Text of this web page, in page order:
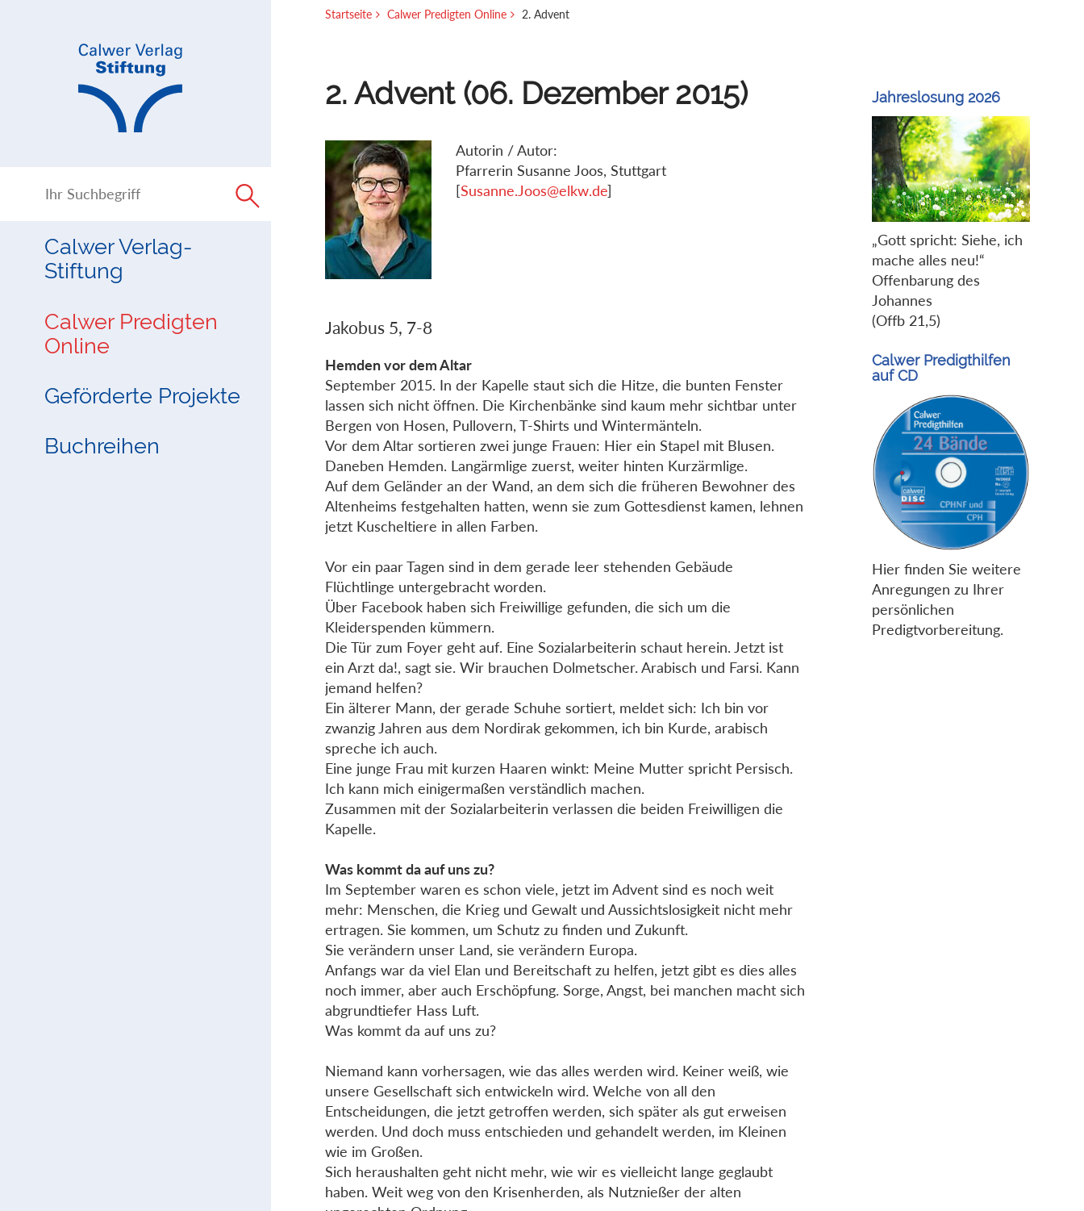
Calwer Verlag-
Stiftung
Calwer Predigten
Online
Geförderte Projekte
Buchreihen
Startseite Calwer Predigten Online 2. Advent
2. Advent (06. Dezember 2015)
Autorin / Autor:
Pfarrerin Susanne Joos, Stuttgart
[Susanne.Joos@elkw.de]
Jakobus 5, 7-8
Hemden vor dem Altar
September 2015. In der Kapelle staut sich die Hitze, die bunten Fenster
lassen sich nicht öffnen. Die Kirchenbänke sind kaum mehr sichtbar unter
Bergen von Hosen, Pullovern, T-Shirts und Wintermänteln.
Vor dem Altar sortieren zwei junge Frauen: Hier ein Stapel mit Blusen.
Daneben Hemden. Langärmlige zuerst, weiter hinten Kurzärmlige.
Auf dem Geländer an der Wand, an dem sich die früheren Bewohner des
Altenheims festgehalten hatten, wenn sie zum Gottesdienst kamen, lehnen
jetzt Kuscheltiere in allen Farben.
Vor ein paar Tagen sind in dem gerade leer stehenden Gebäude
Flüchtlinge untergebracht worden.
Über Facebook haben sich Freiwillige gefunden, die sich um die
Kleiderspenden kümmern.
Die Tür zum Foyer geht auf. Eine Sozialarbeiterin schaut herein. Jetzt ist
ein Arzt da!, sagt sie. Wir brauchen Dolmetscher. Arabisch und Farsi. Kann
jemand helfen?
Ein älterer Mann, der gerade Schuhe sortiert, meldet sich: Ich bin vor
zwanzig Jahren aus dem Nordirak gekommen, ich bin Kurde, arabisch
spreche ich auch.
Eine junge Frau mit kurzen Haaren winkt: Meine Mutter spricht Persisch.
Ich kann mich einigermaßen verständlich machen.
Zusammen mit der Sozialarbeiterin verlassen die beiden Freiwilligen die
Kapelle.
Was kommt da auf uns zu?
Im September waren es schon viele, jetzt im Advent sind es noch weit
mehr: Menschen, die Krieg und Gewalt und Aussichtslosigkeit nicht mehr
ertragen. Sie kommen, um Schutz zu finden und Zukunft.
Sie verändern unser Land, sie verändern Europa.
Anfangs war da viel Elan und Bereitschaft zu helfen, jetzt gibt es dies alles
noch immer, aber auch Erschöpfung. Sorge, Angst, bei manchen macht sich
abgrundtiefer Hass Luft.
Was kommt da auf uns zu?
Niemand kann vorhersagen, wie das alles werden wird. Keiner weiß, wie
unsere Gesellschaft sich entwickeln wird. Welche von all den
Entscheidungen, die jetzt getroffen werden, sich später als gut erweisen
werden. Und doch muss entschieden und gehandelt werden, im Kleinen
wie im Großen.
Sich heraushalten geht nicht mehr, wie wir es vielleicht lange geglaubt
haben. Weit weg von den Krisenherden, als Nutznießer der alten
Jahreslosung 2026
„Gott spricht: Siehe, ich
mache alles neu!“
Offenbarung des
Johannes
(Offb 21,5)
Calwer Predigthilfen
auf CD
Hier finden Sie weitere
Anregungen zu Ihrer
persönlichen
Predigtvorbereitung.